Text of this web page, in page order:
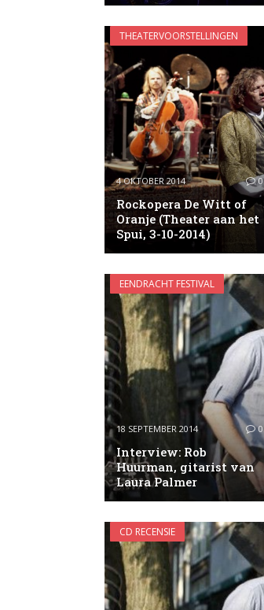
THEATERVOORSTELLINGEN
4 OKTOBER 2014 0
Rockopera De Witt of
Oranje (Theater aan het
Spui, 3-10-2014)
EENDRACHT FESTIVAL
18 SEPTEMBER 2014 0
Interview: Rob
Huurman, gitarist van
Laura Palmer
CD RECENSIE